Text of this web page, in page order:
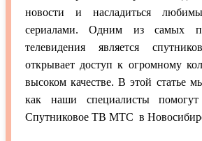
новости и насладиться
сериалами. Одним из самых
телевидения является
открывает доступ к огромному
высоком качестве. В этой статье
как наши специалисты
Спутниковое ТВ МТС в